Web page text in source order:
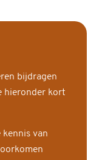
bijdragen
hieronder kort
kennis van